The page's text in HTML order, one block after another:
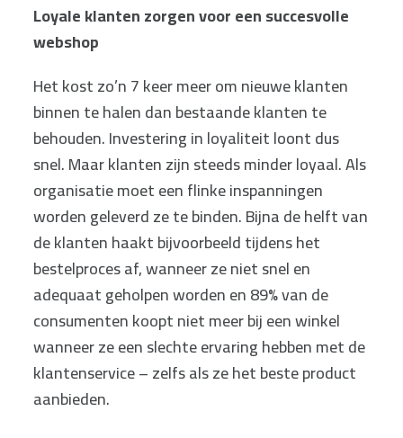
Loyale klanten zorgen voor een succesvolle
webshop
Het kost zo’n 7 keer meer om nieuwe klanten
binnen te halen dan bestaande klanten te
behouden. Investering in loyaliteit loont dus
snel. Maar klanten zijn steeds minder loyaal. Als
organisatie moet een flinke inspanningen
worden geleverd ze te binden. Bijna de helft van
de klanten haakt bijvoorbeeld tijdens het
bestelproces af, wanneer ze niet snel en
adequaat geholpen worden en 89% van de
consumenten koopt niet meer bij een winkel
wanneer ze een slechte ervaring hebben met de
klantenservice – zelfs als ze het beste product
aanbieden.